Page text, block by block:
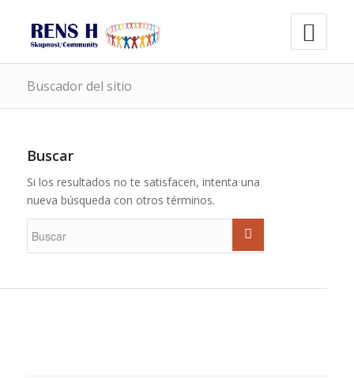
Buscador del sitio
Buscar
Si los resultados no te satisfacen, intenta una
nueva búsqueda con otros términos.